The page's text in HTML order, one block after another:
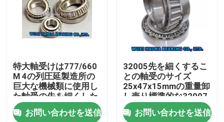
プロダクト
工場旅行
品質管理
特大軸受けは777/660
M 4の列圧延製造所の
巨大な機械類に使用し
た軸受の先を細くした
お問い合わせを送信
32005先を細くするこ
との軸受のサイズ
25x47x15mmの重量卸
し売り標準的な32007
32008 0.115キログラ
ムのお問い合わせを送信